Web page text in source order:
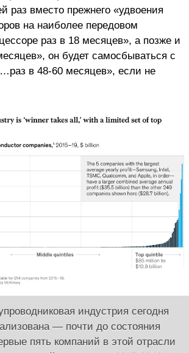
раз вместо прежнего «удвоения
на наиболее передовом
раз в 18 месяцев», а позже и
он будет самосбываться с
в 48-60 месяцев», если не
индустрия сегодня
— почти до состояния
пять компаний в этой отрасли